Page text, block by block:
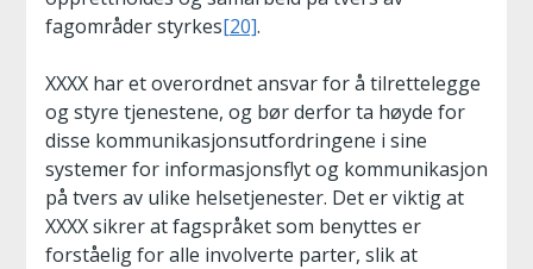
fagområder styrkes[20].
XXXX har et overordnet ansvar for å tilrettelegge
og styre tjenestene, og bør derfor ta høyde for
disse kommunikasjonsutfordringene i sine
systemer for informasjonsflyt og kommunikasjon
på tvers av ulike helsetjenester. Det er viktig at
XXXX sikrer at fagspråket som benyttes er
forståelig for alle involverte parter, slik at